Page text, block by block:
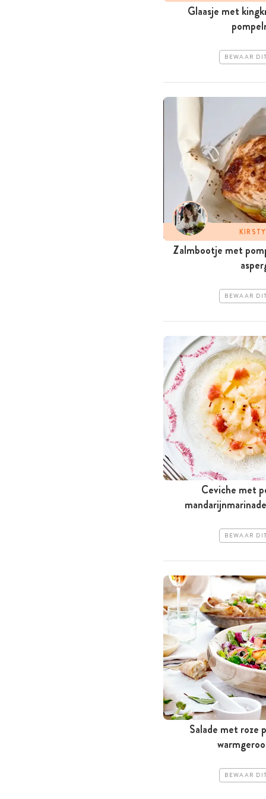
Glaasje met
BEWAAR
Zalmbootje met
BEWAAR
Ceviche met
BEWAAR
Salade met roze
BEWAAR